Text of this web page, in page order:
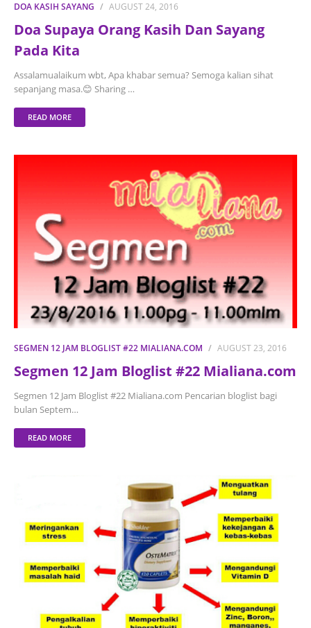
DOA KASIH SAYANG AUGUST 24, 2016
Doa Supaya Orang Kasih Dan Sayang
Pada Kita
Assalamualaikum wbt, Apa khabar semua? Semoga kalian sihat
sepanjang masa.😊 Sharing …
READ MORE
SEGMEN 12 JAM BLOGLIST #22 MIALIANA.COM AUGUST 23, 2016
Segmen 12 Jam Bloglist #22 Mialiana.com
Segmen 12 Jam Bloglist #22 Mialiana.com Pencarian bloglist bagi
bulan Septem…
READ MORE